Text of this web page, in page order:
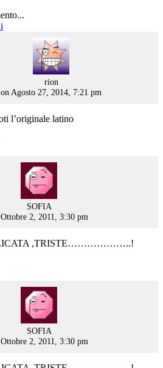
rionsays:
on Agosto 27, 2014, 7:21 pm
l’originale latino
SOFIAsays:
2, 2011, 3:30 pm
,TRISTE………………..!
SOFIAsays:
2, 2011, 3:30 pm